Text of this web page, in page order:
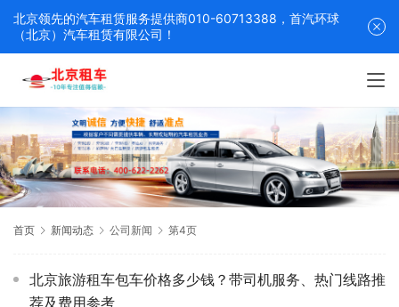
首页 新闻动态 公司新闻 第4页
北京旅游租车包车价格多少钱？带司机服务、热门线路推
荐及费用参考
北京领先的汽车租赁服务提供商010-60713388，首汽环球
（北京）汽车租赁有限公司！